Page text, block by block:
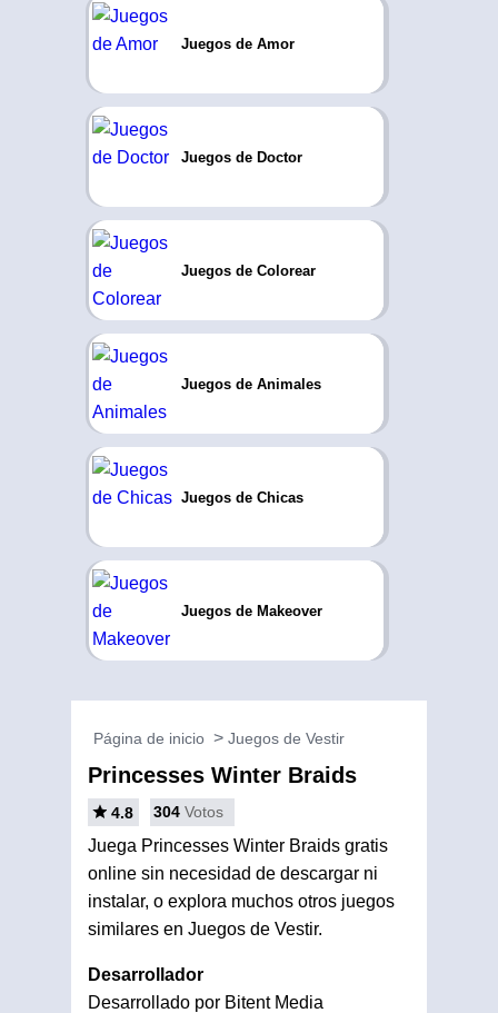
Juegos de Amor
Juegos de Doctor
Juegos de Colorear
Juegos de Animales
Juegos de Chicas
Juegos de Makeover
Página de inicio Juegos de Vestir
Princesses Winter Braids
4.8 304 Votos
Juega Princesses Winter Braids gratis
online sin necesidad de descargar ni
instalar, o explora muchos otros juegos
similares en Juegos de Vestir.
Desarrollador
Desarrollado por Bitent Media